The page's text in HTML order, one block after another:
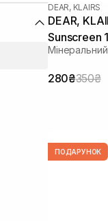
DEAR, KLAIRS
DEAR, KLAIRS All-day Airy
Sunscreen
280₴350₴
ПОДАРУНОК